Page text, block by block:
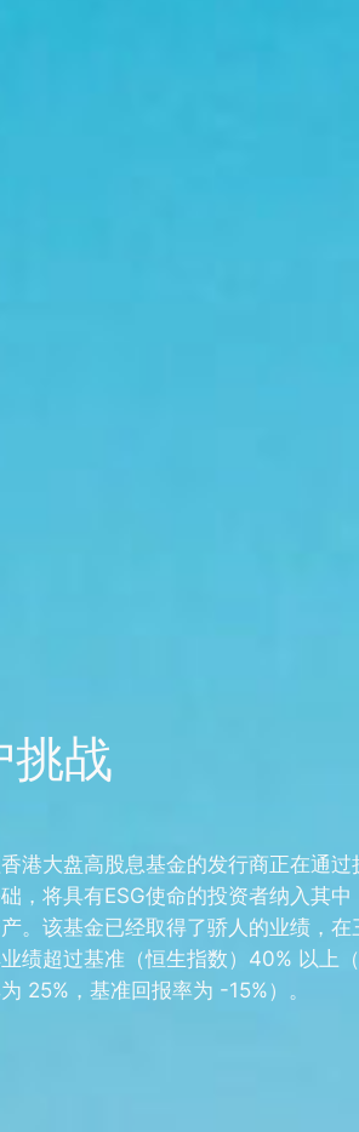
挑战
港大盘高股息基金的发行商正在通过
，将具有ESG使命的投资者纳入其中
。该基金已经取得了骄人的业绩，在
绩超过基准（恒生指数）40% 以上
25%，基准回报率为 -15%）。